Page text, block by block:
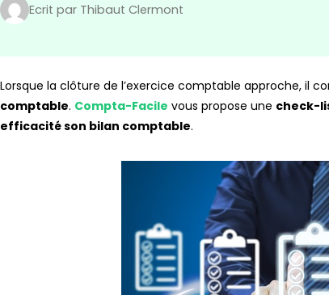
Ecrit par Thibaut Clermont
Lorsque la clôture de l’exercice comptable approche, il
comptable. Compta-Facile vous propose une check-
efficacité son bilan comptable.